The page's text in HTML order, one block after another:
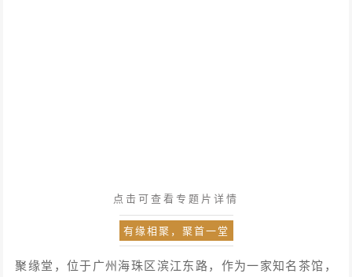
点击可查看专题片详情
有缘相聚，聚首一堂
聚缘堂，位于广州海珠区滨江东路，作为一家知名茶馆，